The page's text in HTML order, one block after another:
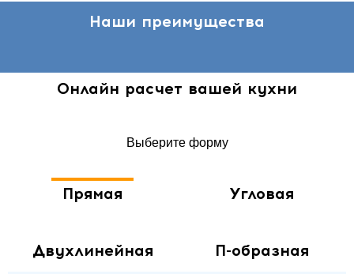
Наши преимущества
Онлайн расчет вашей кухни
Выберите форму
Прямая Угловая
Двухлинейная П-образная